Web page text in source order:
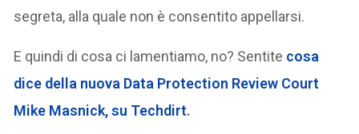
segreta, alla quale non è consentito appellarsi.
E quindi di cosa ci lamentiamo, no? Sentite cosa
dice della nuova Data Protection Review Court
Mike Masnick, su Techdirt.